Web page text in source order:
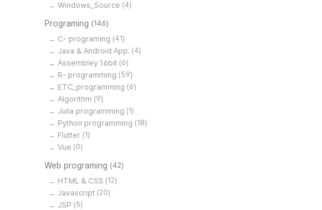
Windows_Source (4)
Programing (146)
C- programing (41)
Java & Android App. (4)
Assembley 16bit (6)
R- programming (59)
ETC_programming (6)
Algorithm (9)
Julia programming (1)
Python programming (18)
Flutter (1)
Vue (0)
Web programing (42)
HTML & CSS (12)
Javascript (20)
JSP (5)